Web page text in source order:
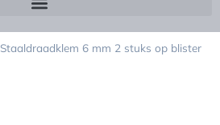
Staaldraadklem 6 mm 2 stuks op blister